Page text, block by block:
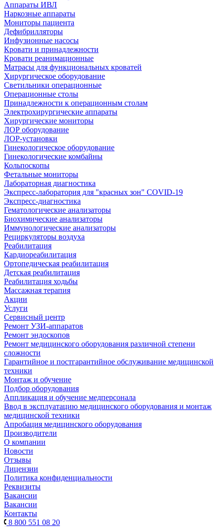
Аппараты ИВЛ
Наркозные аппараты
Мониторы пациента
Дефибрилляторы
Инфузионные насосы
Кровати и принадлежности
Кровати реанимационные
Матрасы для функциональных кроватей
Хирургическое оборудование
Светильники операционные
Операционные столы
Принадлежности к операционным столам
Электрохирургические аппараты
Хирургические мониторы
ЛОР оборудование
ЛОР-установки
Гинекологическое оборудование
Гинекологические комбайны
Кольпоскопы
Фетальные мониторы
Лабораторная диагностика
Экспресс-лаборатория для "красных зон" COVID-19
Экспресс-диагностика
Гематологические анализаторы
Биохимические анализаторы
Иммунологические анализаторы
Рециркуляторы воздуха
Реабилитация
Кардиореабилитация
Ортопедическая реабилитация
Детская реабилитация
Реабилитация ходьбы
Массажная терапия
Акции
Услуги
Сервисный центр
Ремонт УЗИ-аппаратов
Ремонт эндоскопов
Ремонт медицинского оборудования различной степени
сложности
Гарантийное и постгарантийное обслуживание медицинской
техники
Монтаж и обучение
Подбор оборудования
Аппликация и обучение медперсонала
Ввод в эксплуатацию медицинского оборудования и монтаж
медицинской техники
Апробация медицинского оборудования
Производители
О компании
Новости
Отзывы
Лицензии
Политика конфиденциальности
Реквизиты
Вакансии
Вакансии
Контакты
8 800 551 08 20